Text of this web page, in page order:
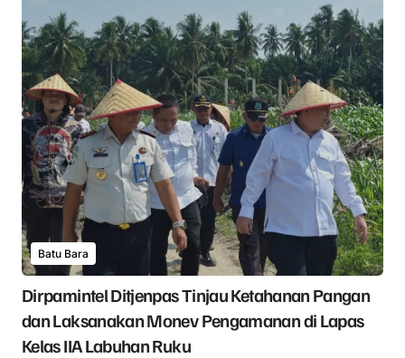
Batu Bara
Dirpamintel Ditjenpas Tinjau Ketahanan Pangan
dan Laksanakan Monev Pengamanan di Lapas
Kelas IIA Labuhan Ruku